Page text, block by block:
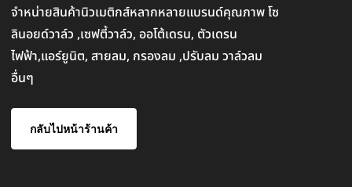
จำหน่ายสินค้านิวเมติกส์หลากหลายแบรนด์คุณภาพ โซ
ลินอยด์วาล์ว ,เซฟตี้วาล์ว, ออโต้เดรน, ตัวเดรน
ไฟฟ้า,แอร์ยูนิต, สายลม, กรองลม ,ปรับลม วาล์วลม
อื่นๆ
กลับไปหน้าร้านค้า